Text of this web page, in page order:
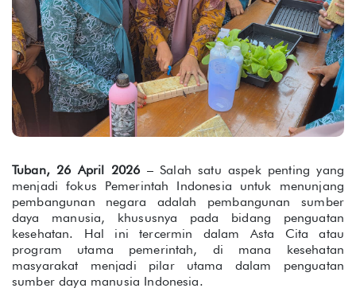
Tuban, 26 April 2026 – Salah satu aspek penting yang
menjadi fokus Pemerintah Indonesia untuk menunjang
pembangunan negara adalah pembangunan sumber
daya manusia, khususnya pada bidang penguatan
kesehatan. Hal ini tercermin dalam Asta Cita atau
program utama pemerintah, di mana kesehatan
masyarakat menjadi pilar utama dalam penguatan
sumber daya manusia Indonesia.